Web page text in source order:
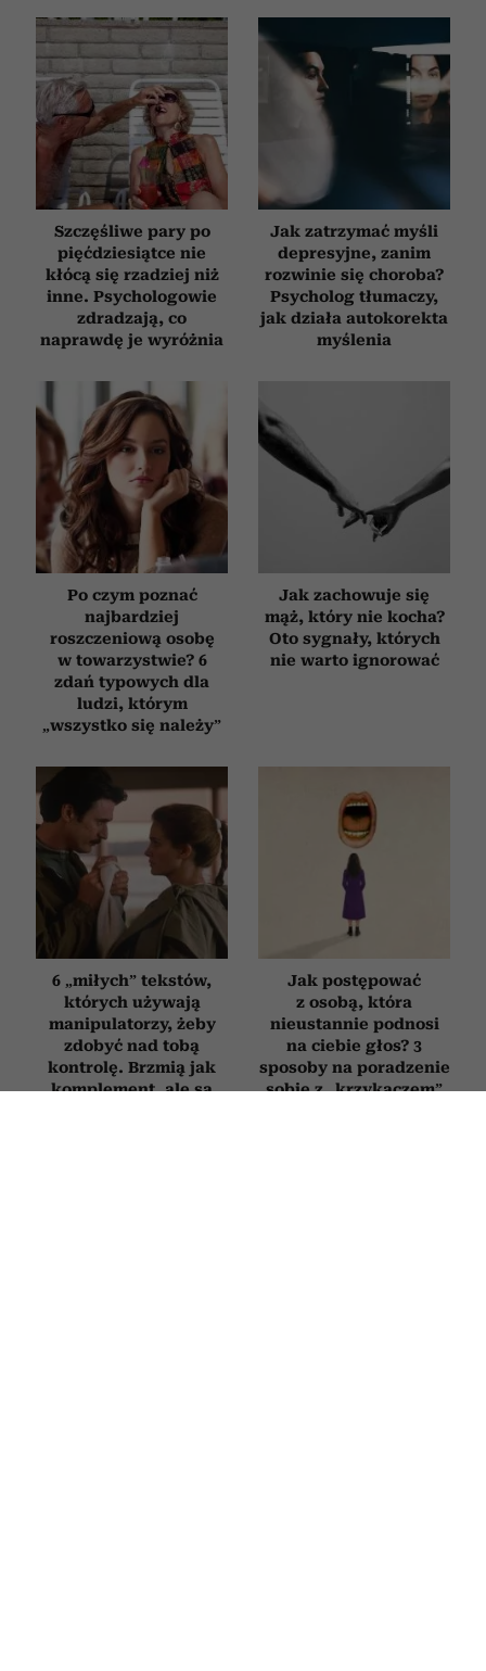
Szczęśliwe pary po
pięćdziesiątce nie
kłócą się rzadziej niż
inne. Psychologowie
zdradzają, co
naprawdę je wyróżnia
Jak zatrzymać myśli
depresyjne, zanim
rozwinie się choroba?
Psycholog tłumaczy,
jak działa autokorekta
myślenia
Po czym poznać
najbardziej
roszczeniową osobę
w towarzystwie? 6
zdań typowych dla
ludzi, którym
„wszystko się należy”
Jak zachowuje się
mąż, który nie kocha?
Oto sygnały, których
nie warto ignorować
6 „miłych” tekstów,
których używają
manipulatorzy, żeby
zdobyć nad tobą
kontrolę. Brzmią jak
komplement, ale są
Jak postępować
z osobą, która
nieustannie podnosi
na ciebie głos? 3
sposoby na poradzenie
sobie z „krzykaczem”